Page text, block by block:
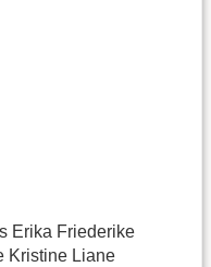
Erika Friederike
Kristine Liane